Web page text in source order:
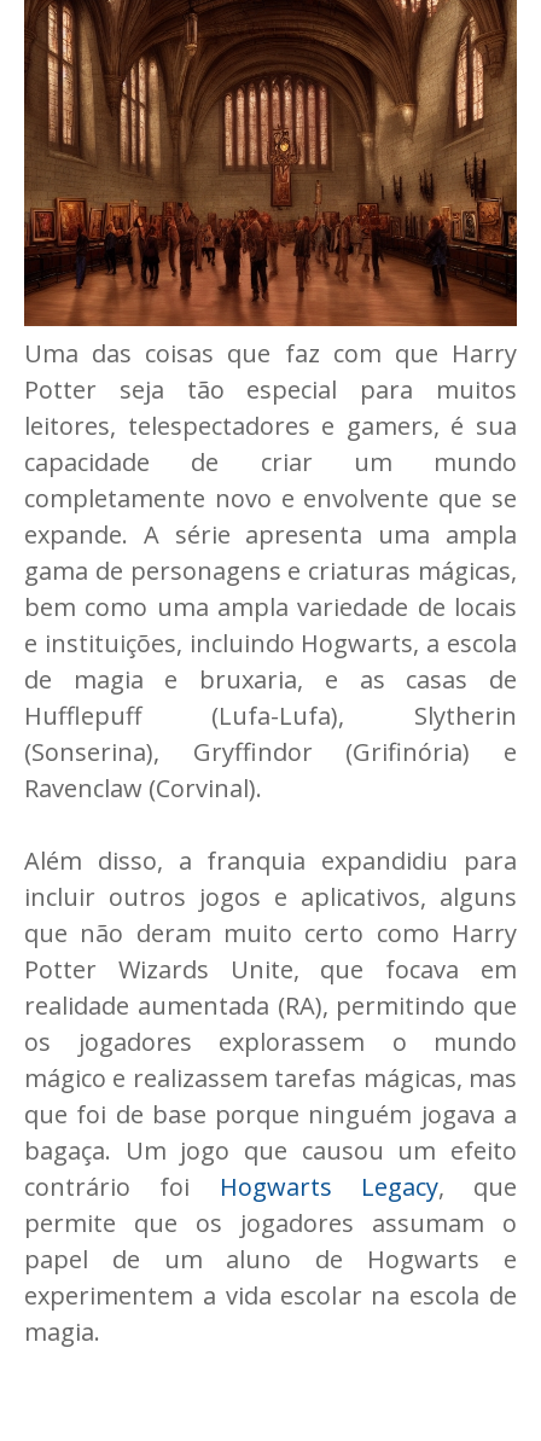
Uma das coisas que faz com que Harry
Potter seja tão especial para muitos
leitores, telespectadores e gamers, é sua
capacidade de criar um mundo
completamente novo e envolvente que se
expande. A série apresenta uma ampla
gama de personagens e criaturas mágicas,
bem como uma ampla variedade de locais
e instituições, incluindo Hogwarts, a escola
de magia e bruxaria, e as casas de
Hufflepuff (Lufa-Lufa), Slytherin
(Sonserina), Gryffindor (Grifinória) e
Ravenclaw (Corvinal).
Além disso, a franquia expandidiu para
incluir outros jogos e aplicativos, alguns
que não deram muito certo como Harry
Potter Wizards Unite, que focava em
realidade aumentada (RA), permitindo que
os jogadores explorassem o mundo
mágico e realizassem tarefas mágicas, mas
que foi de base porque ninguém jogava a
bagaça. Um jogo que causou um efeito
contrário foi Hogwarts Legacy, que
permite que os jogadores assumam o
papel de um aluno de Hogwarts e
experimentem a vida escolar na escola de
magia.